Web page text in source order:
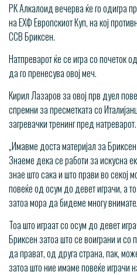
РК Алкалоид вечерва ќе го одигра
на ЕХФ Европскиот Куп, на кој
ССВ Бриксен.
Натпреварот ќе се игра со почеток
да го пренесува овој меч.
Кирил Лазаров за овој прв дуел
спремни за пресметката со
загревачки тренинг пред натреварот.
„Имавме доста материјал за
Знаеме дека се работи за искусна
знае што сака и што прави во секој
повеќе од осум до девет играчи, а
затоа мора да бидеме многу
Тоа што играат со осум до девет
Бриксен затоа што се воиграни и
да прават, од друга страна, пак,
затоа што ние имаме повеќе играчи